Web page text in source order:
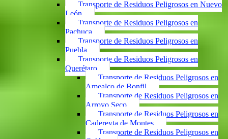
Transporte de Residuos Peligrosos en Nuevo
León
Transporte de Residuos Peligrosos en
Pachuca
Transporte de Residuos Peligrosos en
Puebla
Transporte de Residuos Peligrosos en
Querétaro
Transporte de Residuos Peligrosos en
Amealco de Bonfil
Transporte de Residuos Peligrosos en
Arroyo Seco
Transporte de Residuos Peligrosos en
Cadereyta de Montes
Transporte de Residuos Peligrosos en